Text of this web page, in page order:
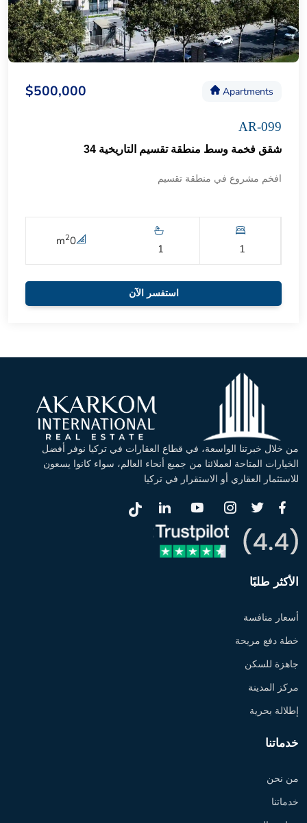
Apartments
$500,000
AR-099
شقق فخمة وسط منطقة تقسيم التاريخية 34
افخم مشروع في منطقة تقسيم
1
1
0
m2
استفسر الآن
من خلال خبرتنا الواسعة، في قطاع العقارات في تركيا نوفر أفضل
الخيارات المتاحة لعملائنا من جميع أنحاء العالم، سواء كانوا يسعون
للاستثمار العقاري أو الاستقرار في تركيا
الأكثر طلبًا
أسعار منافسة
خطة دفع مريحة
جاهزة للسكن
مركز المدينة
إطلالة بحرية
خدماتنا
من نحن
خدماتنا